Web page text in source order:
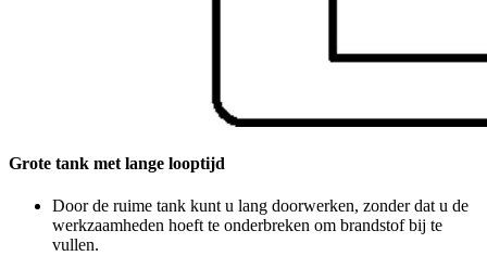
Grote tank met lange looptijd
Door de ruime tank kunt u lang doorwerken, zonder dat u de
werkzaamheden hoeft te onderbreken om brandstof bij te
vullen.